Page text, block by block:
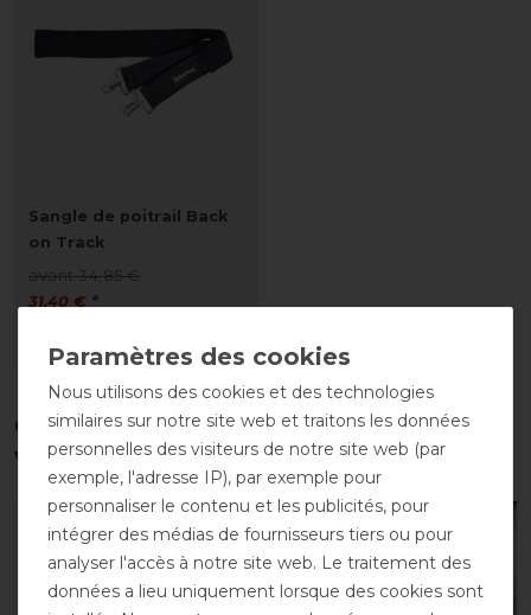
Sangle de poitrail Back
on Track
avant 34,85 €
31,40 € *
LISTE DE SOUHAITS
Ces produits pourraient également
vous intéresser
-10% -10%
Nous utilisons des cookies et des technologies
similaires sur notre site web et traitons les données
personnelles des visiteurs de notre site web (par
exemple, l'adresse IP), par exemple pour
personnaliser le contenu et les publicités, pour
intégrer des médias de fournisseurs tiers ou pour
analyser l'accès à notre site web. Le traitement des
données a lieu uniquement lorsque des cookies sont